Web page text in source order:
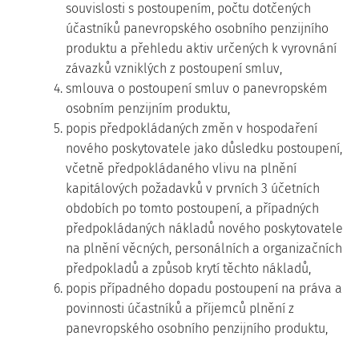
souvislosti s postoupením, počtu dotčených
účastníků panevropského osobního penzijního
produktu a přehledu aktiv určených k vyrovnání
závazků vzniklých z postoupení smluv,
4. smlouva o postoupení smluv o panevropském
osobním penzijním produktu,
5. popis předpokládaných změn v hospodaření
nového poskytovatele jako důsledku postoupení,
včetně předpokládaného vlivu na plnění
kapitálových požadavků v prvních 3 účetních
obdobích po tomto postoupení, a případných
předpokládaných nákladů nového poskytovatele
na plnění věcných, personálních a organizačních
předpokladů a způsob krytí těchto nákladů,
6. popis případného dopadu postoupení na práva a
povinnosti účastníků a příjemců plnění z
panevropského osobního penzijního produktu,